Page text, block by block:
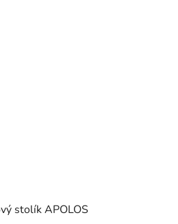
stolík APOLOS